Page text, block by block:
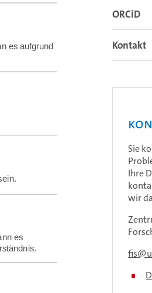
ORCiD
Kontakt
Sie
Ihre
wir
fis